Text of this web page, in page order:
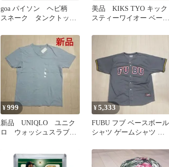
goa パイソン ヘビ柄
スネーク タンクトッ
製
美品 KIKS TYO キック
スティーワイオー ベース
¥999
新品 UNIQLO ユニク
ロ ウォッシュスラブ
¥5,333
FUBU フブ ベースボール
シャツ ゲームシャツ メ
着